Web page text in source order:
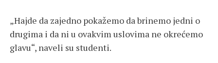
„Hajde da zajedno pokažemo da brinemo jedni o
drugima i da ni u ovakvim uslovima ne okrećemo
glavu“, naveli su studenti.